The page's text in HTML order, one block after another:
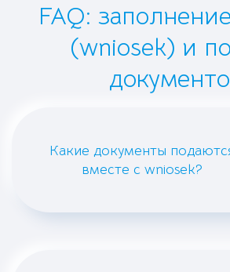
FAQ:
(wniosek) и
Какие документы
вместе с wniosek?